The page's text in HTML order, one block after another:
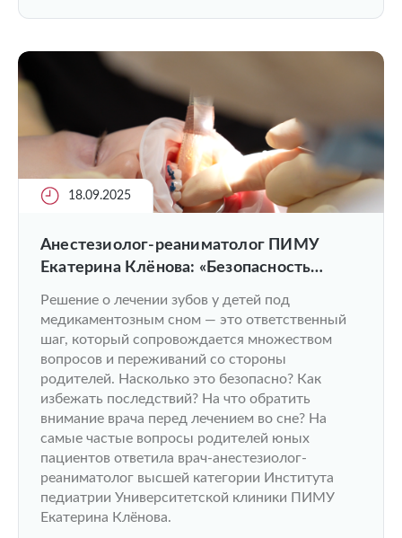
18.09.2025
Анестезиолог-реаниматолог ПИМУ
Екатерина Клёнова: «Безопасность
маленьких пациентов — наш
абсолютный приоритет»
Решение о лечении зубов у детей под
медикаментозным сном — это ответственный
шаг, который сопровождается множеством
вопросов и переживаний со стороны
родителей. Насколько это безопасно? Как
избежать последствий? На что обратить
внимание врача перед лечением во сне? На
самые частые вопросы родителей юных
пациентов ответила врач-анестезиолог-
реаниматолог высшей категории Института
педиатрии Университетской клиники ПИМУ
Екатерина Клёнова.